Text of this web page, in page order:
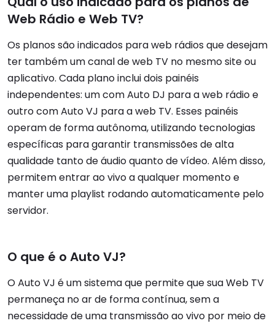
Web Rádio e Web TV?
Os planos são indicados para web rádios que desejam
ter também um canal de web TV no mesmo site ou
aplicativo. Cada plano inclui dois painéis
independentes: um com Auto DJ para a web rádio e
outro com Auto VJ para a web TV. Esses painéis
operam de forma autônoma, utilizando tecnologias
específicas para garantir transmissões de alta
qualidade tanto de áudio quanto de vídeo. Além disso,
permitem entrar ao vivo a qualquer momento e
manter uma playlist rodando automaticamente pelo
servidor.
O que é o Auto VJ?
O Auto VJ é um sistema que permite que sua Web TV
permaneça no ar de forma contínua, sem a
necessidade de uma transmissão ao vivo por meio de